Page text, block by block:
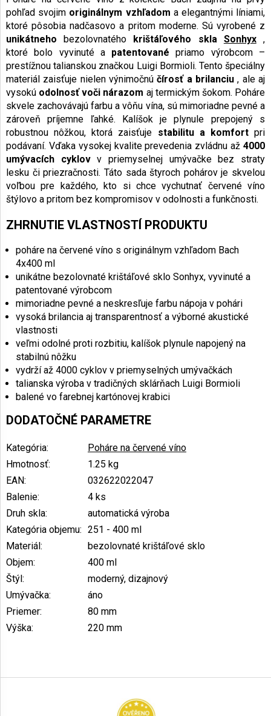
pohľad svojim originálnym vzhľadom a elegantnými líniami,
ktoré pôsobia nadčasovo a pritom moderne. Sú vyrobené z
unikátneho bezolovnatého krištáľového skla Sonhyx,
ktoré bolo vyvinuté a patentované priamo výrobcom –
prestížnou talianskou značkou Luigi Bormioli. Tento špeciálny
materiál zaisťuje nielen výnimočnúčírosť a brilanciu , ale aj
vysokú odolnosť voči nárazom aj termickým šokom. Poháre
skvele zachovávajú farbu a vôňu vína, sú mimoriadne pevné a
zároveň príjemne ľahké. Kalíšok je plynule prepojený s
robustnou nôžkou, ktorá zaisťuje stabilitu a komfortpri
podávaní. Vďaka vysokej kvalite prevedenia zvládnu až 4000
umývacích cyklovv priemyselnej umývačke bez straty
lesku či priezračnosti. Táto sada štyroch pohárov je skvelou
voľbou pre každého, kto si chce vychutnať červené víno
štýlovo a pritom bez kompromisov v odolnosti a funkčnosti.
ZHRNUTIE VLASTNOSTÍ PRODUKTU
poháre na červené víno s originálnym vzhľadom Bach
4x400 ml
unikátne bezolovnaté krištáľové sklo Sonhyx, vyvinuté a
patentované výrobcom
mimoriadne pevné a neskresľuje farbu nápoja v pohári
vysoká brilancia aj transparentnosť a výborné akustické
vlastnosti
veľmi odolné proti rozbitiu, kalíšok plynule napojený na
stabilnú nôžku
vydrží až 4000 cyklov v priemyselných umývačkách
talianska výroba v tradičných sklárňach Luigi Bormioli
balené vo farebnej kartónovej krabici
DODATOČNÉ PARAMETRE
Kategória:
Poháre na červené víno
Hmotnosť:
1.25 kg
EAN:
032622022047
Balenie:
4 ks
Druh skla:
automatická výroba
Kategória objemu: 251 - 400 ml
Materiál:
bezolovnaté krištáľové sklo
Objem:
400 ml
Štýl:
moderný, dizajnový
Umývačka:
áno
Priemer:
80 mm
Výška: 220 mm
á